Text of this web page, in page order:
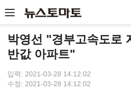
박영선 "경부고속도로
반값 아파트"
입력: 2021-03-28 14:12:02
수정: 2021-03-28 14:12:02